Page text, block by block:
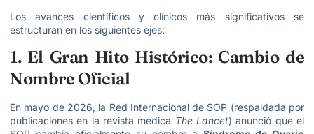
Los avances científicos y clínicos más significativos se
estructuran en los siguientes ejes:
1. El Gran Hito Histórico: Cambio de
Nombre Oficial
En mayo de 2026, la Red Internacional de SOP (respaldada por
publicaciones en la revista médica The Lancet) anunció que el